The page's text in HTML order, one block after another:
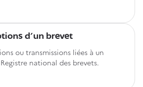
d'un brevet
ou transmissions liées à un
national des brevets.